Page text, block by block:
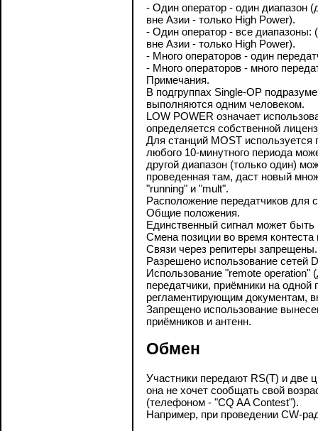
- Один оператор - один диапазон
вне Азии - только High Power).
- Один оператор - все диапазоны:
вне Азии - только High Power).
- Много операторов - один
- Много операторов - много
Примечания.
В подгруппах Single-OP
выполняются одним человеком.
LOW POWER означает
определяется собственной
Для станций MOST используется
любого 10-минутного периода
другой диапазон (только один)
проведенная там, даст новый
"running" и "mult".
Расположение передатчиков для
Общие положения.
Единственный сигнал может
Смена позиции во время контеста
Связи через репитеры запрещены.
Разрешено использование сетей
Использование "remote operation"
передатчики, приёмники на
регламентирующим документам,
Запрещено использование
приёмников и антенн.
Обмен
Участники передают RS(T) и две
она не хочет сообщать свой
(телефоном - "CQ AA Contest").
Например, при проведении CW-